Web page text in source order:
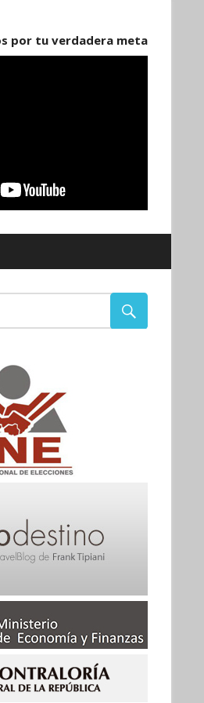
por tu verdadera meta